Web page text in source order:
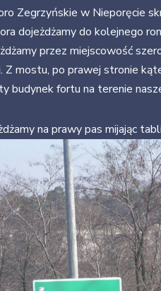
Zegrzyńskie w Nieporęcie
dojeżdżamy do kolejnego
przez miejscowość
Z mostu, po prawej stronie
budynek fortu na terenie
na prawy pas mijając